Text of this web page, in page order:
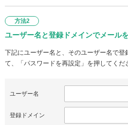
方法2
ユーザー名と登録ドメインでメール
下記にユーザー名と、そのユーザー名で登
て、「パスワードを再設定」を押してくだ
ユーザー名
登録ドメイン